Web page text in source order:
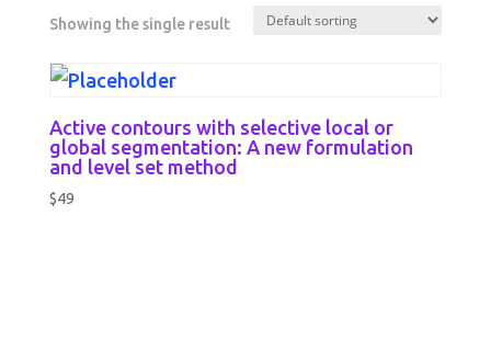
Showing the single result
Active contours with selective local or
global segmentation: A new formulation
and level set method
$49